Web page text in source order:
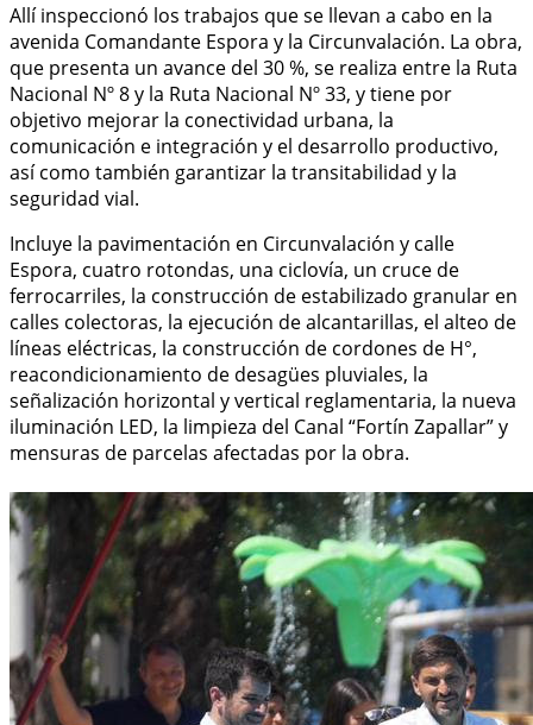
Allí inspeccionó los trabajos que se llevan a cabo en la
avenida Comandante Espora y la Circunvalación. La obra,
que presenta un avance del 30 %, se realiza entre la Ruta
Nacional Nº 8 y la Ruta Nacional Nº 33, y tiene por
objetivo mejorar la conectividad urbana, la
comunicación e integración y el desarrollo productivo,
así como también garantizar la transitabilidad y la
seguridad vial.
Incluye la pavimentación en Circunvalación y calle
Espora, cuatro rotondas, una ciclovía, un cruce de
ferrocarriles, la construcción de estabilizado granular en
calles colectoras, la ejecución de alcantarillas, el alteo de
líneas eléctricas, la construcción de cordones de H°,
reacondicionamiento de desagües pluviales, la
señalización horizontal y vertical reglamentaria, la nueva
iluminación LED, la limpieza del Canal “Fortín Zapallar” y
mensuras de parcelas afectadas por la obra.